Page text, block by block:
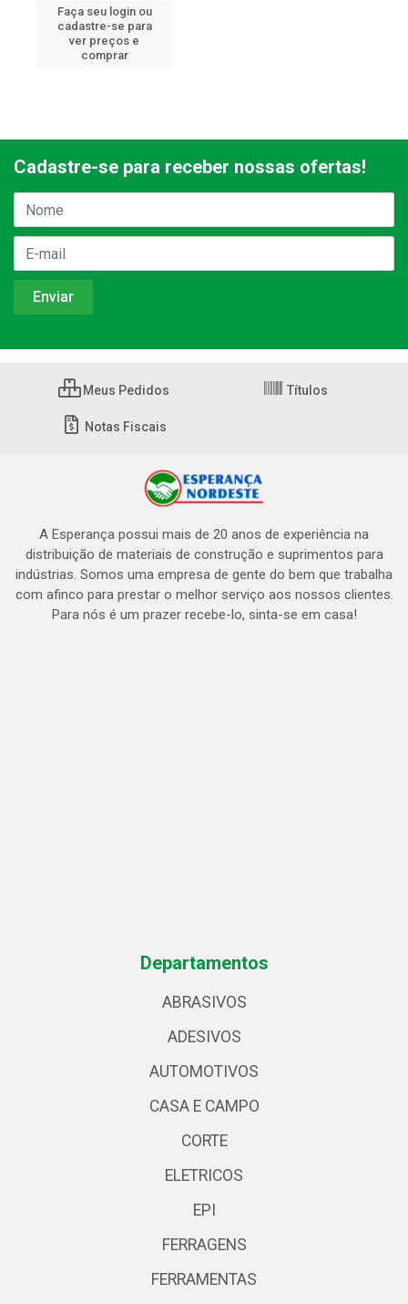
Faça seu login ou
cadastre-se para
ver preços e
comprar
Cadastre-se para receber nossas ofertas!
Meus Pedidos Títulos
Notas Fiscais
A Esperança possui mais de 20 anos de experiência na
distribuição de materiais de construção e suprimentos para
indústrias. Somos uma empresa de gente do bem que trabalha
com afinco para prestar o melhor serviço aos nossos clientes.
Para nós é um prazer recebe-lo, sinta-se em casa!
Departamentos
ABRASIVOS
ADESIVOS
AUTOMOTIVOS
CASA E CAMPO
CORTE
ELETRICOS
EPI
FERRAGENS
FERRAMENTAS